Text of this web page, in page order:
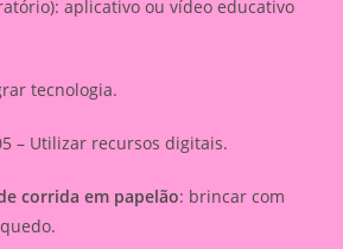
aplicativo ou vídeo educativo
tecnologia.
– Utilizar recursos digitais.
corrida em papelão: brincar com